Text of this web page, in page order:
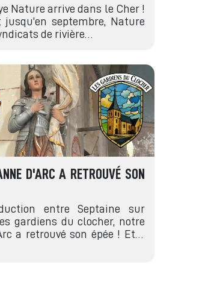
Nature arrive dans le Cher !
jusqu'en septembre, Nature
de rivière…
D'ARC A RETROUVÉ SON
entre Septaine sur
gardiens du clocher, notre
a retrouvé son épée ! Et…